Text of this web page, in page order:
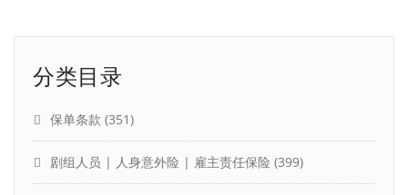
分类目录
保单条款 (351)
剧组人员 | 人身意外险 | 雇主责任保险 (399)